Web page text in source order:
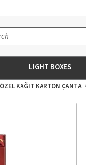
LIGHT BOXES
ÖZEL KAĞIT KARTON ÇANTA